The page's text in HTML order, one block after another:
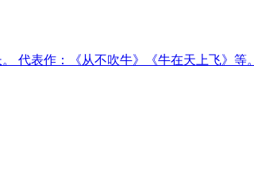
代表作：《从不吹牛》《牛在天上飞》等。